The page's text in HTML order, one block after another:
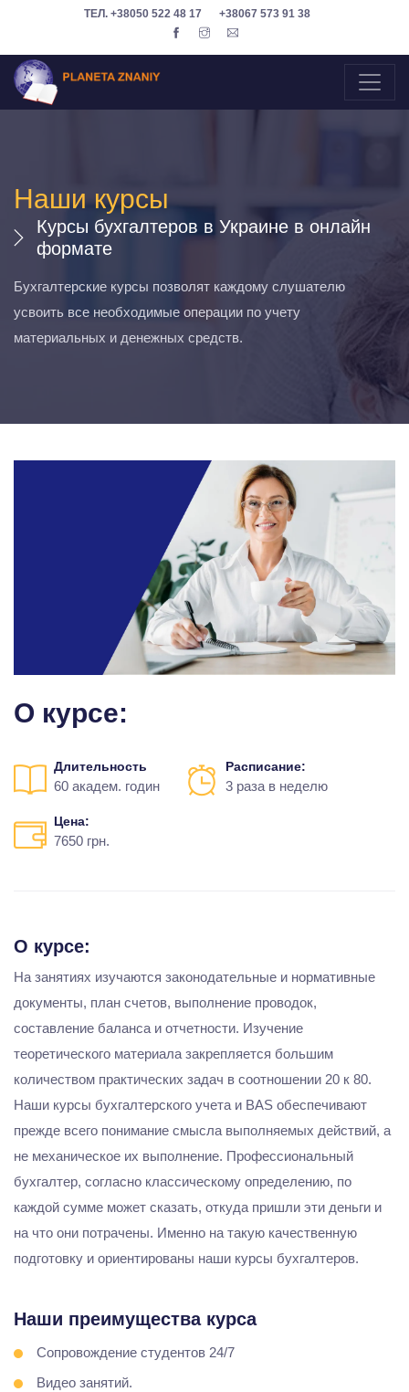
ТЕЛ. +38050 522 48 17 +38067 573 91 38
Наши курсы
Курсы бухгалтеров в Украине в онлайн
формате
Бухгалтерские курсы позволят каждому слушателю
усвоить все необходимые операции по учету
материальных и денежных средств.
О курсе:
Длительность
60 академ. годин
Расписание:
3 раза в неделю
Цена:
7650 грн.
О курсе:
На занятиях изучаются законодательные и нормативные
документы, план счетов, выполнение проводок,
составление баланса и отчетности. Изучение
теоретического материала закрепляется большим
количеством практических задач в соотношении 20 к 80.
Наши курсы бухгалтерского учета и BAS обеспечивают
прежде всего понимание смысла выполняемых действий, а
не механическое их выполнение. Профессиональный
бухгалтер, согласно классическому определению, по
каждой сумме может сказать, откуда пришли эти деньги и
на что они потрачены. Именно на такую качественную
подготовку и ориентированы наши курсы бухгалтеров.
Наши преимущества курса
Сопровождение студентов 24/7
Видео занятий.